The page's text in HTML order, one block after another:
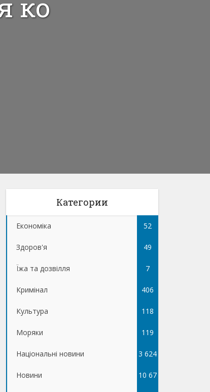
ко
Категории
Економіка 52
Здоров'я 49
Їжа та дозвілля 7
Кримінал 406
Культура 118
Моряки 119
Національні новини 3 624
Новини 10 67